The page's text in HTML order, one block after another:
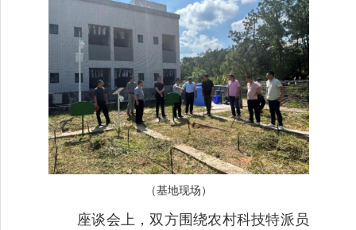
（基地现场）
座谈会上，双方围绕农村科技特派员